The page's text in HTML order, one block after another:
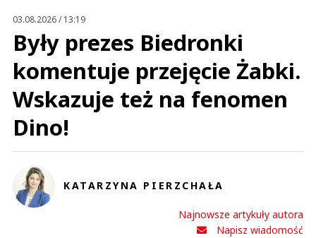
03.08.2026 / 13:19
Były prezes Biedronki
komentuje przejęcie Żabki.
Wskazuje też na fenomen
Dino!
KATARZYNA PIERZCHAŁA
Najnowsze artykuły autora
Napisz wiadomość